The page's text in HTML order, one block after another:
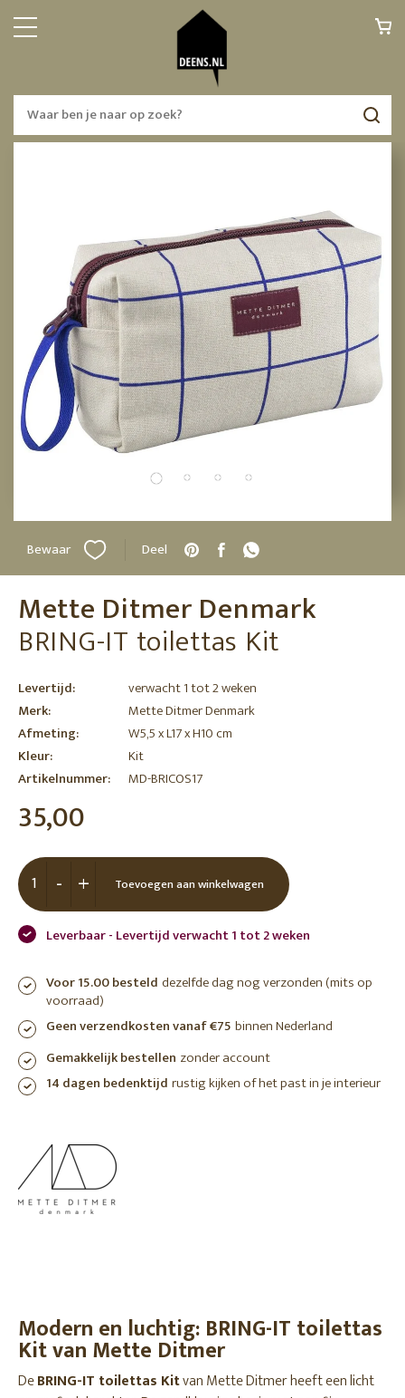
Bewaar Deel
Mette Ditmer Denmark
BRING-IT toilettas Kit
Levertijd:
verwacht 1 tot 2 weken
Merk:
Mette Ditmer Denmark
Afmeting:
W5,5 x L17 x H10 cm
Kleur:
Kit
Artikelnummer:
MD-BRICOS17
35,00
+
- Toevoegen aan winkelwagen
Leverbaar - Levertijd verwacht 1 tot 2 weken
Voor 15.00 besteld dezelfde dag nog verzonden (mits op
voorraad)
Geen verzendkosten vanaf €75 binnen Nederland
Gemakkelijk bestellen zonder account
14 dagen bedenktijd rustig kijken of het past in je interieur
Modern en luchtig: BRING-IT toilettas
Kit van Mette Ditmer
DeBRING-IT toilettas Kitvan Mette Ditmer heeft een licht